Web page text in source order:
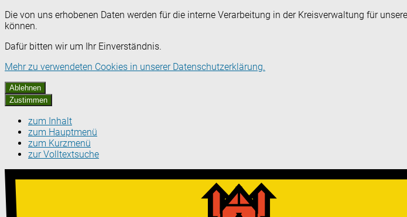
Die von uns erhobenen Daten werden für die interne Verarbeitung in der Kreisverwaltung für
können.
Dafür bitten wir um Ihr Einverständnis.
Mehr zu verwendeten Cookies in unserer Datenschutzerklärung.
Ablehnen
Zustimmen
zum Inhalt
zum Hauptmenü
zum Kurzmenü
zur Volltextsuche